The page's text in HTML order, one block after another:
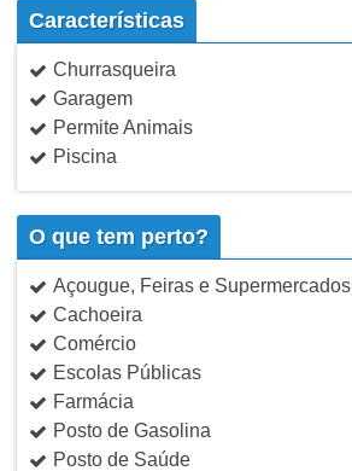
Características
Churrasqueira
Garagem
Permite Animais
Piscina
O que tem perto?
Açougue, Feiras e Supermercados
Cachoeira
Comércio
Escolas Públicas
Farmácia
Posto de Gasolina
Posto de Saúde